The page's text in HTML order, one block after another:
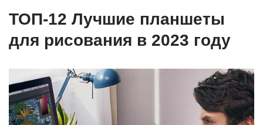
ТОП-12 Лучшие планшеты
для рисования в 2023 году